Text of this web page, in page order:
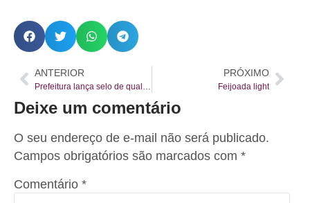
ANTERIOR PRÓXIMO
Feijoada light
Deixe um comentário
O seu endereço de e-mail não será publicado.
Campos obrigatórios são marcados com *
Comentário *